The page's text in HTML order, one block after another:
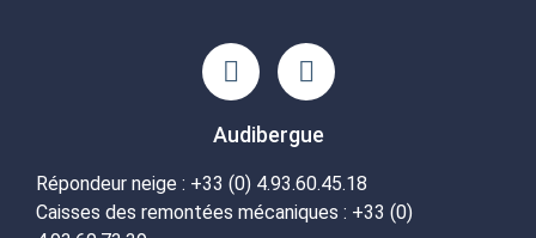
Audibergue
Répondeur neige : +33 (0) 4.93.60.45.18
Caisses des remontées mécaniques : +33 (0)